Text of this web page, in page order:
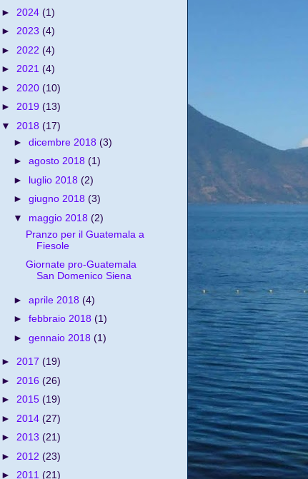
► 2024 (1)
► 2023 (4)
► 2022 (4)
► 2021 (4)
► 2020 (10)
► 2019 (13)
▼ 2018 (17)
► dicembre 2018 (3)
► agosto 2018 (1)
► luglio 2018 (2)
► giugno 2018 (3)
▼ maggio 2018 (2)
Pranzo per il Guatemala a
Fiesole
Giornate pro-Guatemala
San Domenico Siena
► aprile 2018 (4)
► febbraio 2018 (1)
► gennaio 2018 (1)
► 2017 (19)
► 2016 (26)
► 2015 (19)
► 2014 (27)
► 2013 (21)
► 2012 (23)
► 2011 (21)